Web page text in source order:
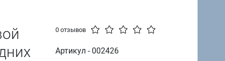
0 отзывов
Артикул - 002426